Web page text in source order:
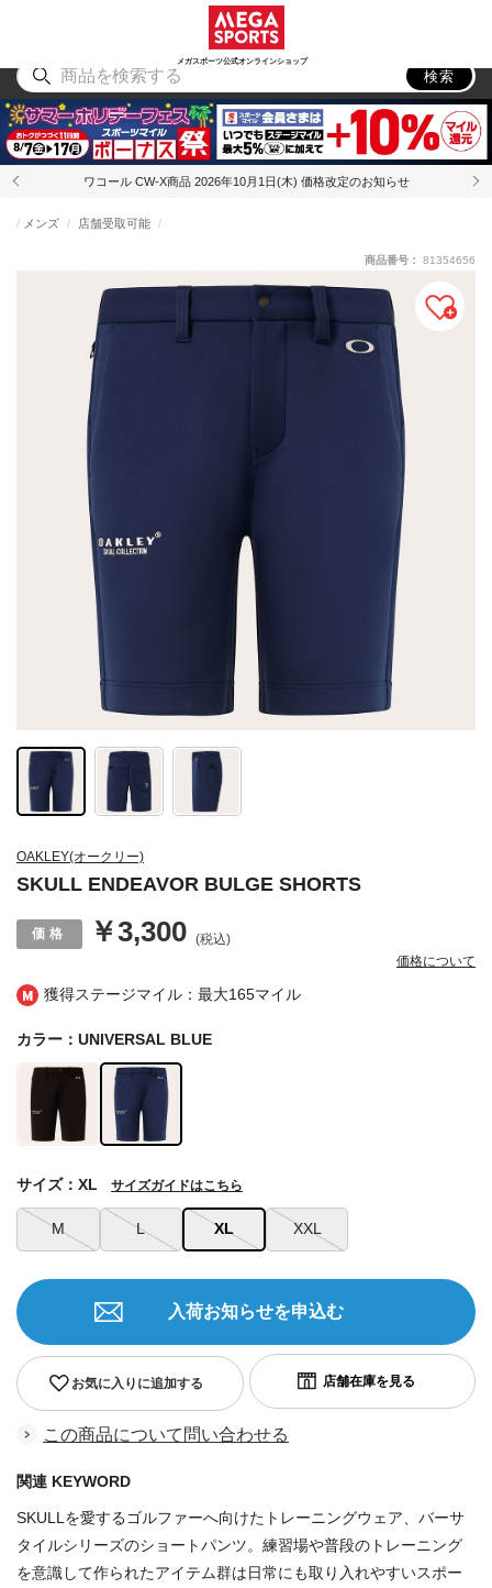
メガスポーツ公式オンラインショップ
アウトドア
検索
ワコール CW-X商品 2026年10月1日(木) 価格改定のお知らせ
獲得ステージマイル：最大165マイル
OAKLEY(オークリー)
SKULL ENDEAVOR BULGE SHORTS
メンズ 店舗受取可能
￥3,300 (税込)
価格について
商品番号： 81354656
カラー：UNIVERSAL BLUE
M L XL XXL
サイズ：XL サイズガイドはこちら
お気に入りに追加する
入荷お知らせを申込む
この商品について問い合わせる
関連 KEYWORD
SKULLを愛するゴルファーへ向けたトレーニングウェア、バーサ
タイルシリーズのショートパンツ。練習場や普段のトレーニング
を意識して作られたアイテム群は日常にも取り入れやすいスポー